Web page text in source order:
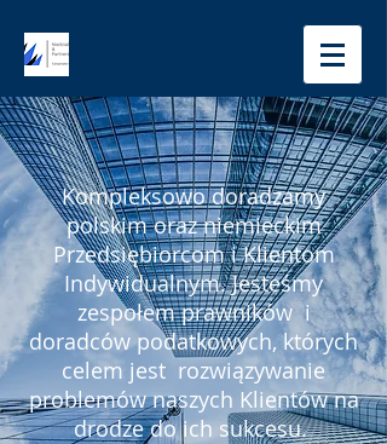
Kompleksowo doradzamy
polskim oraz niemieckim
Przedsiębiorcom i Klientom
Indywidualnym. Jesteśmy
zespołem prawników i
doradców podatkowych, których
celem jest rozwiązywanie
problemów naszych Klientów na
drodze do ich sukcesu.